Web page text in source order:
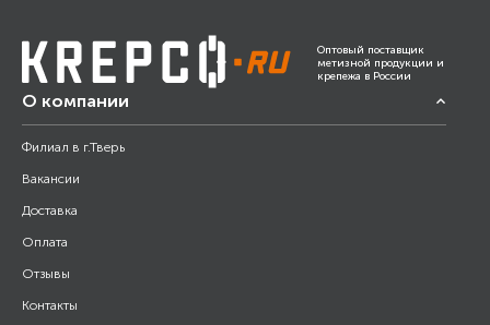
Оптовый поставщик
метизной продукции и
крепежа в России
О компании
Филиал в г.Тверь
Вакансии
Доставка
Оплата
Отзывы
Контакты